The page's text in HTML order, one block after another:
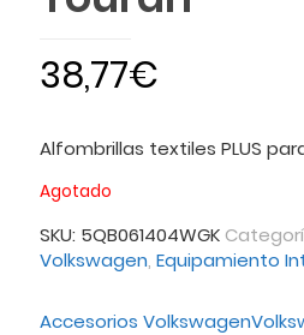
38,77€
Alfombrillas textiles PLUS
Agotado
SKU: 5QB061404WGK
Volkswagen, Equipamiento
Accesorios Volkswagen